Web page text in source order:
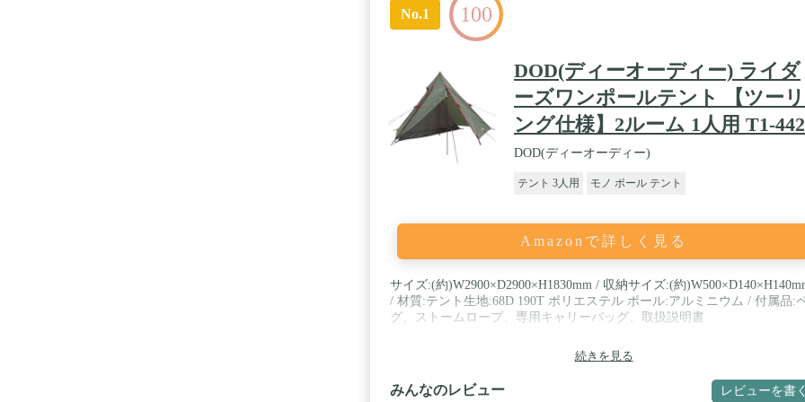
No.1 100
DOD(ディーオーディー) ライダ
ーズワンポールテント 【ツーリ
ング仕様】2ルーム 1人用 T1-442
DOD(ディーオーディー)
テント 3人用 モノ ポール テント
Amazonで詳しく見る
サイズ:(約)W2900×D2900×H1830mm / 収納サイズ:(約
/ 材質:テント生地:68D 190T ポリエステル ポール:アルミニウム / 付属品:
グ、ストームロープ、専用キャリーバッグ、取扱説明書
続きを見る
みんなのレビュー レビューを書く